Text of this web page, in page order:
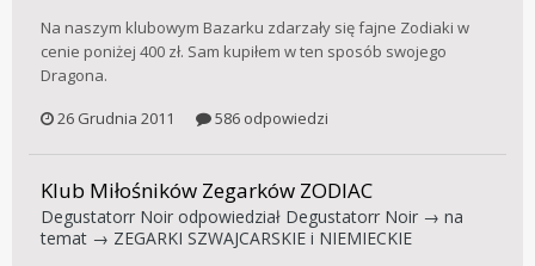
Na naszym klubowym Bazarku zdarzały się fajne Zodiaki w
cenie poniżej 400 zł. Sam kupiłem w ten sposób swojego
Dragona.
26 Grudnia 2011
586 odpowiedzi
Klub Miłośników Zegarków ZODIAC
Degustatorr Noir odpowiedział Degustatorr Noir → na
temat → ZEGARKI SZWAJCARSKIE i NIEMIECKIE